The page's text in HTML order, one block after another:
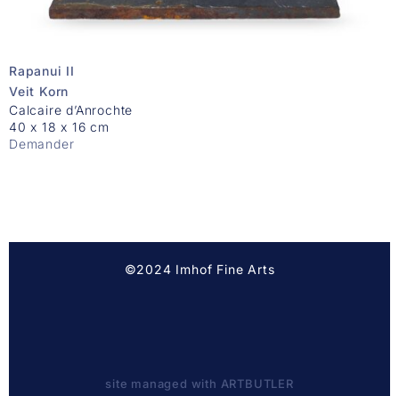
Rapanui II
Veit Korn
Calcaire d’Anrochte
40 x 18 x 16 cm
Demander
©2024 Imhof Fine Arts
site managed with ARTBUTLER